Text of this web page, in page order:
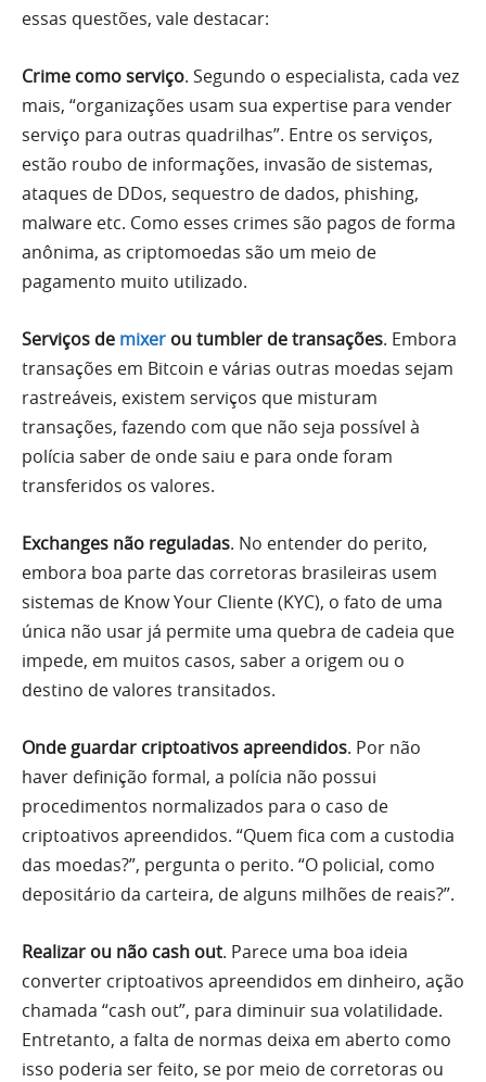
essas questões, vale destacar:
Crime como serviço. Segundo o especialista, cada vez
mais, “organizações usam sua expertise para vender
serviço para outras quadrilhas”. Entre os serviços,
estão roubo de informações, invasão de sistemas,
ataques de DDos, sequestro de dados, phishing,
malware etc. Como esses crimes são pagos de forma
anônima, as criptomoedas são um meio de
pagamento muito utilizado.
Serviços de mixer ou tumbler de transações. Embora
transações em Bitcoin e várias outras moedas sejam
rastreáveis, existem serviços que misturam
transações, fazendo com que não seja possível à
polícia saber de onde saiu e para onde foram
transferidos os valores.
Exchanges não reguladas. No entender do perito,
embora boa parte das corretoras brasileiras usem
sistemas de Know Your Cliente (KYC), o fato de uma
única não usar já permite uma quebra de cadeia que
impede, em muitos casos, saber a origem ou o
destino de valores transitados.
Onde guardar criptoativos apreendidos. Por não
haver definição formal, a polícia não possui
procedimentos normalizados para o caso de
criptoativos apreendidos. “Quem fica com a custodia
das moedas?”, pergunta o perito. “O policial, como
depositário da carteira, de alguns milhões de reais?”.
Realizar ou não cash out. Parece uma boa ideia
converter criptoativos apreendidos em dinheiro, ação
chamada “cash out”, para diminuir sua volatilidade.
Entretanto, a falta de normas deixa em aberto como
isso poderia ser feito, se por meio de corretoras ou